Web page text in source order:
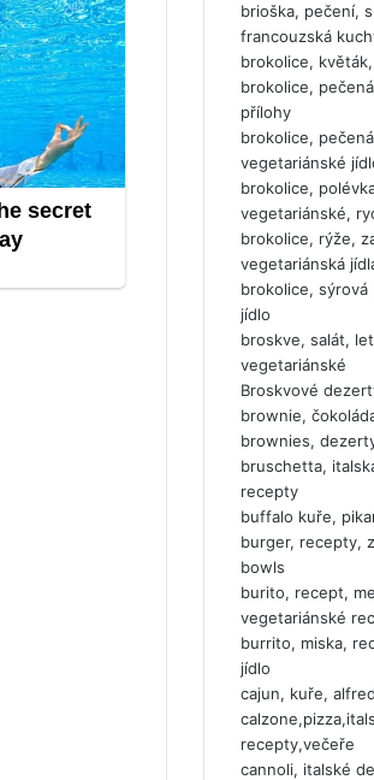
brioška, pečení,
francouzská
brokolice,
brokolice,
přílohy
brokolice,
vegetariánské
brokolice,
vegetariánské,
brokolice, rýže,
vegetariánská
brokolice,
jídlo
broskve, salát,
vegetariánské
Broskvové
brownie,
brownies,
bruschetta,
recepty
buffalo kuře,
burger, recepty,
bowls
burito, recept,
vegetariánské
burrito, miska,
jídlo
cajun, kuře,
recepty,večeře
cannoli, italské